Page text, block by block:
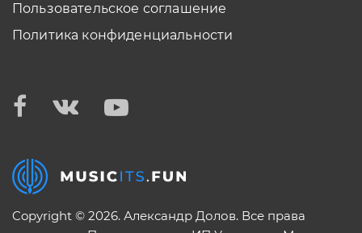
Пользовательское соглашение
Политика конфиденциальности
Copyright © 2026. Александр Долов. Все права